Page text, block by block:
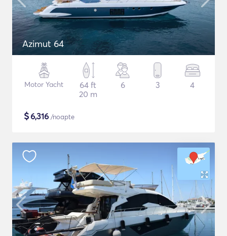
Azimut 64
Motor Yacht
64 ft
20 m
6 3 4
$6,316 /noapte